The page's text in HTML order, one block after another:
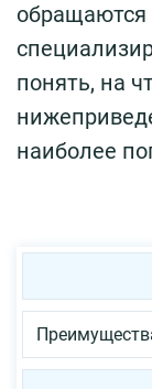
понять, на
наиболее